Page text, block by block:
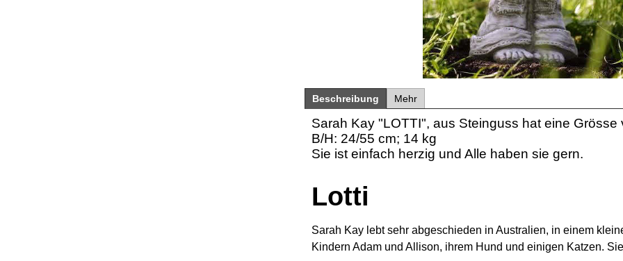
Beschreibung Mehr
Sarah Kay "LOTTI", aus Steinguss hat eine Grösse
B/H: 24/55 cm; 14 kg
Sie ist einfach herzig und Alle haben sie gern.
Lotti
Sarah Kay lebt sehr abgeschieden in Australien, in einem
Kindern Adam und Allison, ihrem Hund und einigen Katzen.